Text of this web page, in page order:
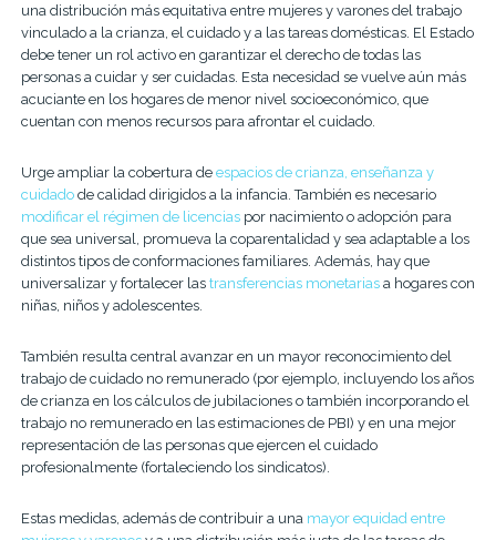
una distribución más equitativa entre mujeres y varones del trabajo
vinculado a la crianza, el cuidado y a las tareas domésticas. El Estado
debe tener un rol activo en garantizar el derecho de todas las
personas a cuidar y ser cuidadas. Esta necesidad se vuelve aún más
acuciante en los hogares de menor nivel socioeconómico, que
cuentan con menos recursos para afrontar el cuidado.
Urge ampliar la cobertura de espacios de crianza, enseñanza y
cuidadode calidad dirigidos a la infancia. También es necesario
modificar el régimen de licenciaspor nacimiento o adopción para
que sea universal, promueva la coparentalidad y sea adaptable a los
distintos tipos de conformaciones familiares. Además, hay que
universalizar y fortalecer las transferencias monetariasa hogares con
niñas, niños y adolescentes.
También resulta central avanzar en un mayor reconocimiento del
trabajo de cuidado no remunerado (por ejemplo, incluyendo los años
de crianza en los cálculos de jubilaciones o también incorporando el
trabajo no remunerado en las estimaciones de PBI) y en una mejor
representación de las personas que ejercen el cuidado
profesionalmente (fortaleciendo los sindicatos).
Estas medidas, además de contribuir a una mayor equidad entre